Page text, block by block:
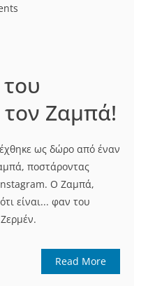
Ζαμπά!
ως δώρο από έναν
ποστάροντας
Ο Ζαμπά,
είναι... φαν του
Read More